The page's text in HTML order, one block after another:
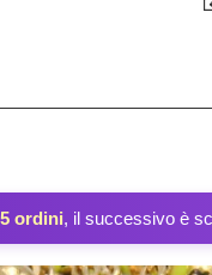
5 ordini, il successivo è